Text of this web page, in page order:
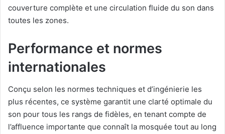
couverture complète et une circulation fluide du son dans
toutes les zones.
Performance et normes
internationales
Conçu selon les normes techniques et d’ingénierie les
plus récentes, ce système garantit une clarté optimale du
son pour tous les rangs de fidèles, en tenant compte de
l’affluence importante que connaît la mosquée tout au long